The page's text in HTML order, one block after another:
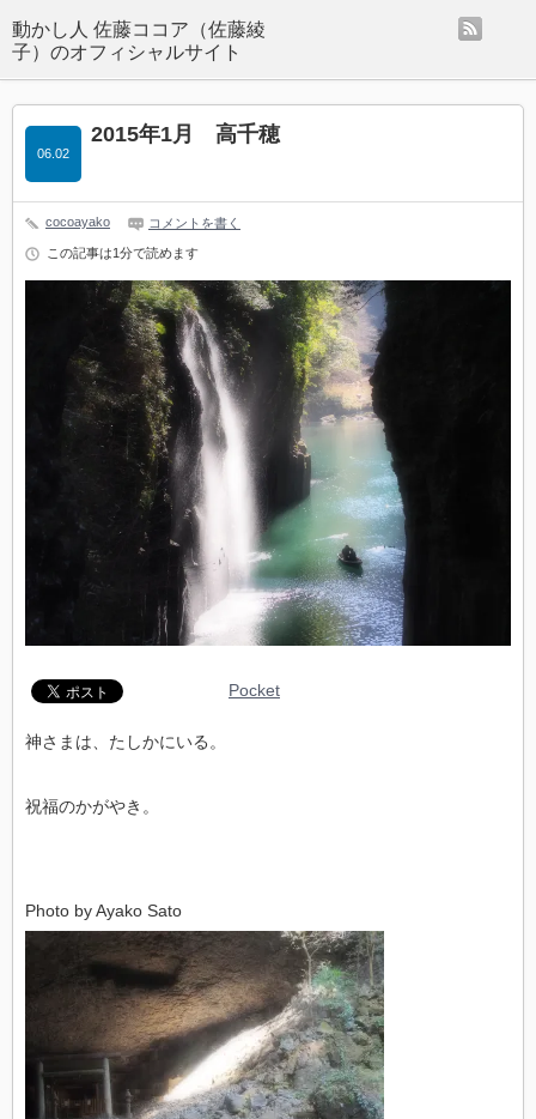
動かし人 佐藤ココア（佐藤綾
子）のオフィシャルサイト
2015年1月 高千穂
06.02
cocoayako コメントを書く
この記事は1分で読めます
Pocket
神さまは、たしかにいる。
祝福のかがやき。
Photo by Ayako Sato